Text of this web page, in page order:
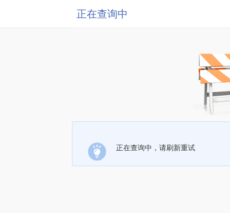
正在查询中
正在查询中，请刷新重试